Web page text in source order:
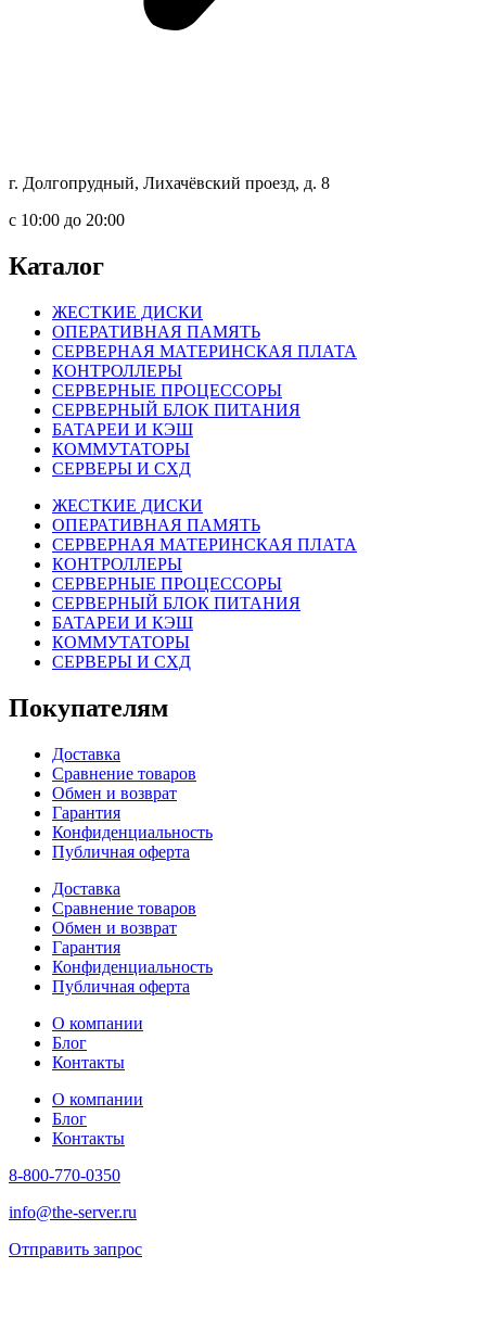
г. Долгопрудный, Лихачёвский проезд, д. 8
c 10:00 до 20:00
Каталог
ЖЕСТКИЕ ДИСКИ
ОПЕРАТИВНАЯ ПАМЯТЬ
СЕРВЕРНАЯ МАТЕРИНСКАЯ ПЛАТА
КОНТРОЛЛЕРЫ
СЕРВЕРНЫЕ ПРОЦЕССОРЫ
СЕРВЕРНЫЙ БЛОК ПИТАНИЯ
БАТАРЕИ И КЭШ
КОММУТАТОРЫ
СЕРВЕРЫ И СХД
ЖЕСТКИЕ ДИСКИ
ОПЕРАТИВНАЯ ПАМЯТЬ
СЕРВЕРНАЯ МАТЕРИНСКАЯ ПЛАТА
КОНТРОЛЛЕРЫ
СЕРВЕРНЫЕ ПРОЦЕССОРЫ
СЕРВЕРНЫЙ БЛОК ПИТАНИЯ
БАТАРЕИ И КЭШ
КОММУТАТОРЫ
СЕРВЕРЫ И СХД
Покупателям
Доставка
Сравнение товаров
Обмен и возврат
Гарантия
Конфиденциальность
Публичная оферта
Доставка
Сравнение товаров
Обмен и возврат
Гарантия
Конфиденциальность
Публичная оферта
О компании
Блог
Контакты
О компании
Блог
Контакты
8-800-770-0350
info@the-server.ru
Отправить запрос